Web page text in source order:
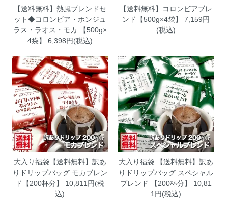
【送料無料】熱風ブレンドセ
ット◆コロンビア・ホンジュ
ラス・ラオス・モカ 【500g×
4袋】
6,398円(税込)
【送料無料】コロンビアブレ
ンド【500g×4袋】
7,159円
(税込)
大入り福袋【送料無料】訳あ
りドリップバッグ モカブレン
ド【200杯分】
10,811円(税
込)
大入り福袋 【送料無料】訳あ
りドリップバッグ スペシャル
ブレンド 【200杯分】
10,81
1円(税込)